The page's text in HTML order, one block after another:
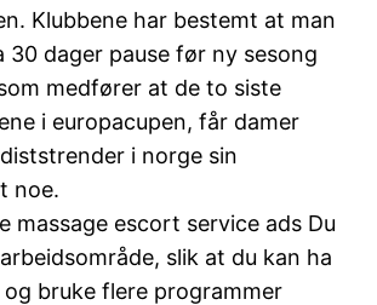
Klubbene har bestemt at man
30 dager pause før ny sesong
medfører at de to siste
i europacupen, får damer
i norge sin
noe.
Du
slik at du kan ha
bruke flere programmer